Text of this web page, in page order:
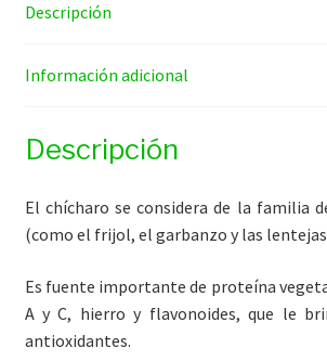
Descripción
Información adicional
Descripción
El chícharo se considera de la familia
(como el frijol, el garbanzo y las
Es fuente importante de proteína
A y C, hierro y flavonoides, que le
antioxidantes.